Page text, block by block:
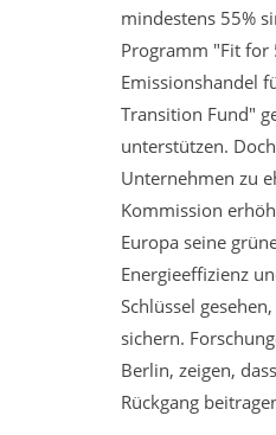
mindestens 55%
Programm "Fit for
Emissionshandel
Transition Fund"
unterstützen.
Unternehmen zu
Kommission
Europa seine
Energieeffizienz
Schlüssel
sichern.
Berlin, zeigen,
Rückgang